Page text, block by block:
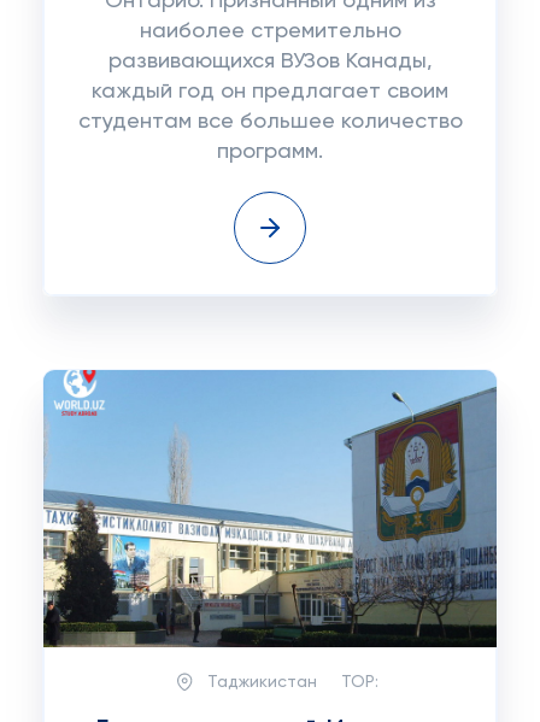
наиболее стремительно
развивающихся ВУЗов Канады,
каждый год он предлагает своим
студентам все большее количество
программ.
Таджикистан TOP: